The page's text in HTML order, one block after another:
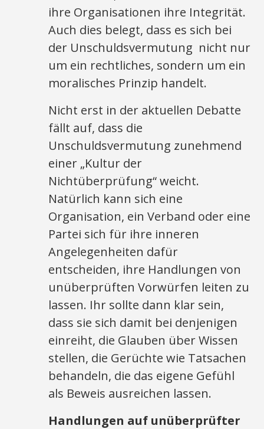
ihre Organisationen ihre Integrität.
Auch dies belegt, dass es sich bei
der Unschuldsvermutung nicht nur
um ein rechtliches, sondern um ein
moralisches Prinzip handelt.
Nicht erst in der aktuellen Debatte
fällt auf, dass die
Unschuldsvermutung zunehmend
einer „Kultur der
Nichtüberprüfung“ weicht.
Natürlich kann sich eine
Organisation, ein Verband oder eine
Partei sich für ihre inneren
Angelegenheiten dafür
entscheiden, ihre Handlungen von
unüberprüften Vorwürfen leiten zu
lassen. Ihr sollte dann klar sein,
dass sie sich damit bei denjenigen
einreiht, die Glauben über Wissen
stellen, die Gerüchte wie Tatsachen
behandeln, die das eigene Gefühl
als Beweis ausreichen lassen.
Handlungen auf unüberprüfter